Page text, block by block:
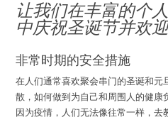
让我们在丰富的个
中庆祝圣诞节并欢迎
非常时期的安全措施
在人们通常喜欢聚会串门的圣诞和元
散，如何做到为自己和周围人的健康
因为疫情，人们无法像往常一样，